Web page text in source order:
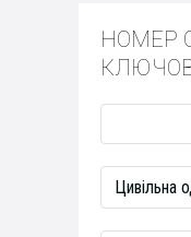
НОМЕР